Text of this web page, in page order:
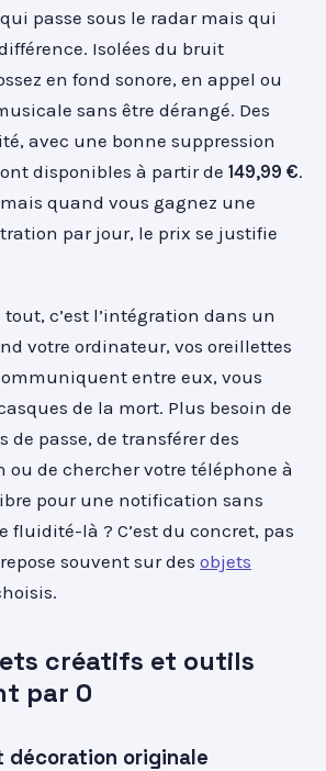
qui passe sous le radar mais qui
Isolées du bruit
en fond sonore, en appel ou
sans être dérangé. Des
avec une bonne suppression
disponibles à partir de 149,99 €.
mais quand vous gagnez une
par jour, le prix se justifie
c’est l’intégration dans un
votre ordinateur, vos oreillettes
entre eux, vous
de la mort. Plus besoin de
de passe, de transférer des
de chercher votre téléphone à
pour une notification sans
fluidité-là ? C’est du concret, pas
souvent sur des objets
créatifs et outils
par O
décoration originale